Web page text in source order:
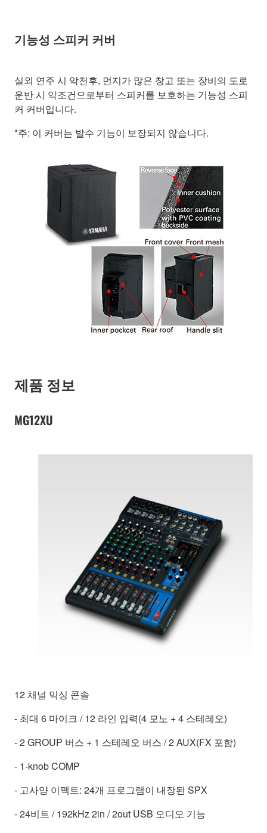
기능성 스피커 커버
실외 연주 시 악천후, 먼지가 많은 창고 또는 장비의 도로
운반 시 악조건으로부터 스피커를 보호하는 기능성 스피
커 커버입니다.
*주: 이 커버는 발수 기능이 보장되지 않습니다.
제품 정보
MG12XU
12 채널 믹싱 콘솔
- 최대 6 마이크 / 12 라인 입력(4 모노 + 4 스테레오)
- 2 GROUP 버스 + 1 스테레오 버스 / 2 AUX(FX 포함)
- 1-knob COMP
- 고사양 이펙트: 24개 프로그램이 내장된 SPX
- 24비트 / 192kHz 2in / 2out USB 오디오 기능